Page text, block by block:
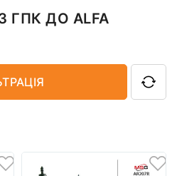
ГПК ДО ALFA